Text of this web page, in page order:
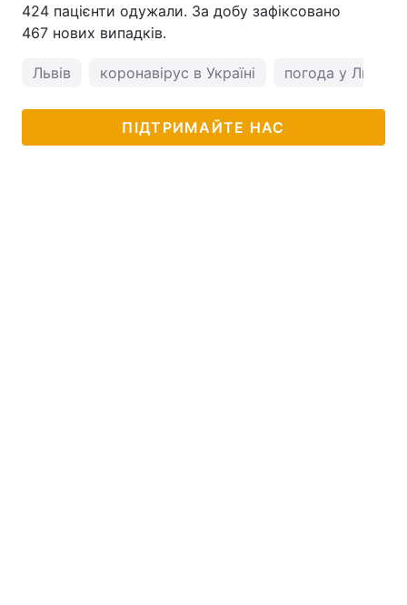
424 пацієнти одужали. За добу зафіксовано
467 нових випадків.
Львів коронавірус в Україні погода у Львові
ПІДТРИМАЙТЕ НАС